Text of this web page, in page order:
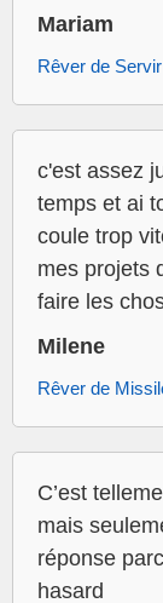
Mariam
Rêver de
c'est assez
temps et ai
coule trop
mes projets
faire les
Milene
Rêver de
C’est
mais
réponse
hasard